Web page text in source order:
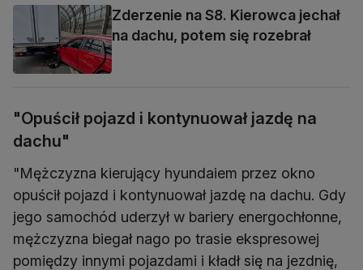
Zderzenie na S8. Kierowca jechał
na dachu, potem się rozebrał
"Opuścił pojazd i kontynuował jazdę na
dachu"
"Mężczyzna kierujący hyundaiem przez okno
opuścił pojazd i kontynuował jazdę na dachu. Gdy
jego samochód uderzył w bariery energochłonne,
mężczyzna biegał nago po trasie ekspresowej
pomiędzy innymi pojazdami i kładł się na jezdnię,